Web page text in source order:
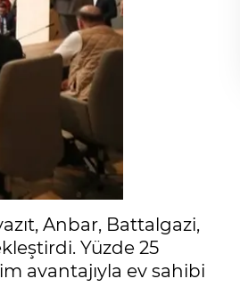
Anbar, Battalgazi,
Yüzde 25
avantajıyla ev sahibi